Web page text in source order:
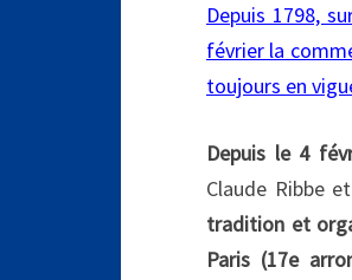
Depuis 1798,
février la
toujours en
Depuis le 4
Claude Ribbe
tradition et
Paris (17e